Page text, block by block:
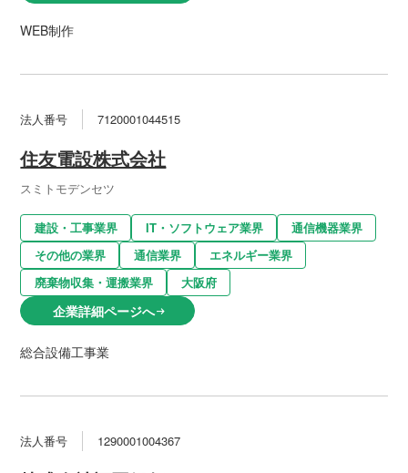
WEB制作
法人番号 7120001044515
住友電設株式会社
スミトモデンセツ
建設・工事業界 IT・ソフトウェア業界
通信機器業界
その他の業界
通信業界
エネルギー業界
廃棄物収集・運搬業界
大阪府
企業詳細ページへarrow_right_alt
総合設備工事業
法人番号 1290001004367